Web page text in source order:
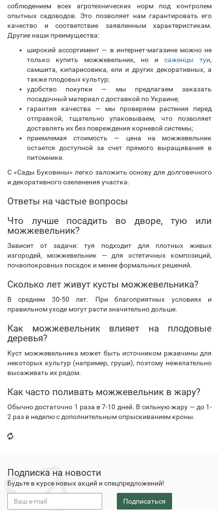
соблюдением всех агротехнических норм под контролем
опытных садоводов. Это позволяет нам гарантировать его
качество и соответствие заявленным характеристикам.
Другие наши преимущества:
широкий ассортимент — в интернет-магазине можно не
только купить можжевельник, но исаженцы туи,
самшита, кипарисовика, ели и других декоративных, а
также плодовых культур;
удобство покупки — мы предлагаем заказать
посадочный материал с доставкой по Украине;
гарантия качества — мы проверяем растения перед
отправкой, тщательно упаковываем, что позволяет
доставлять их без повреждения корневой системы;
приемлемая стоимость — цена на можжевельник
остается доступной за счет прямого выращивания в
питомнике.
С «Сады Буковины» легко заложить основу для долговечного
и декоративного озеленения участка.
Ответы на частые вопросы
Что лучше посадить во дворе, тую или
можжевельник?
Зависит от задачи: туя подходит для плотных живых
изгородей, можжевельник — для эстетичных композиций,
почвопокровных посадок и менее формальных решений.
Сколько лет живут кусты можжевельника?
В среднем 30-50 лет. При благоприятных условиях и
правильном уходе могут расти значительно дольше.
Как можжевельник влияет на плодовые
деревья?
Куст можжевельника может быть источником ржавчины для
некоторых культур (например, груши), поэтому нежелательно
высаживать их рядом.
Как часто поливать можжевельник в жару?
Обычно достаточно 1 раза в 7-10 дней. В сильную жару — до 1-
2 раз в неделю с дополнительным опрыскиванием кроны.
Подписка на новости
Будьте в курсе новых акций и спецпредложений!
Подписаться